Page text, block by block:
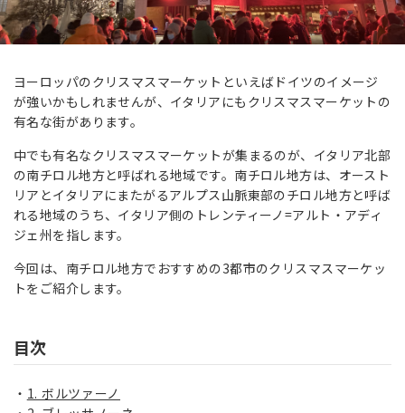
ヨーロッパのクリスマスマーケットといえばドイツのイメージ
が強いかもしれませんが、イタリアにもクリスマスマーケットの
有名な街があります。
中でも有名なクリスマスマーケットが集まるのが、イタリア北部
の南チロル地方と呼ばれる地域です。南チロル地方は、オースト
リアとイタリアにまたがるアルプス山脈東部のチロル地方と呼ば
れる地域のうち、イタリア側のトレンティーノ=アルト・アディ
ジェ州を指します。
今回は、南チロル地方でおすすめの3都市のクリスマスマーケッ
トをご紹介します。
目次
1. ボルツァーノ